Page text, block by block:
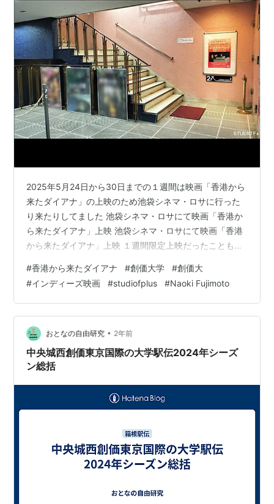
2025年5月24日から30日までの１週間は映画「香港から
来たダイアナ」の上映のため池袋シネマ・ロサに行った
り来たりしてました 池袋シネマ・ロサにて映画「香港か
ら来たダイアナ」上映 池袋シネマ・ロサにて映画「香港
から来たダイアナ」上映 １週間限定上映だったこともあ
ていたため７日間が終わるとホッとした安堵感とドッと
押し寄せる疲労が出て今日の今日までほとんど何もせず
にぼーっとしていました自分の映画が映画館で上映され
るというのは嬉しさよりも、とても疲れるものだと生ま
れて初めて経験をしたところです何人かの人に、この映
画は別の劇場で上映はしないのですか？…
#香港から来たダイアナ #創価大学 #創価大
#インディーズ映画 #studiofplus #Naoki Fujimoto
おとなの自由研究 • 2年前
中央城西創価東京国際の大学駅伝2024年シーズ
ン総括